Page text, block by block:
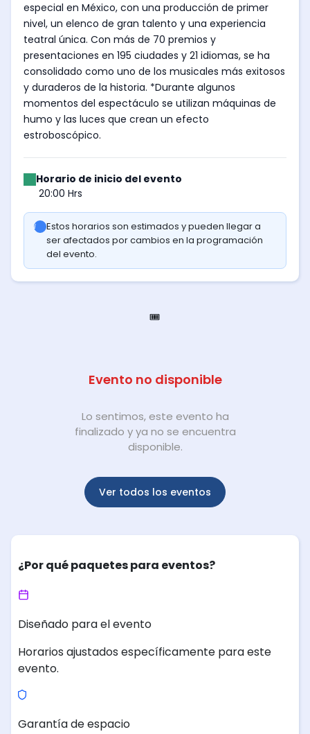
especial en México, con una producción de primer
nivel, un elenco de gran talento y una experiencia
teatral única. Con más de 70 premios y
presentaciones en 195 ciudades y 21 idiomas, se ha
consolidado como uno de los musicales más exitosos
y duraderos de la historia. *Durante algunos
momentos del espectáculo se utilizan máquinas de
humo y las luces que crean un efecto
estroboscópico.
Horario de inicio del evento
20:00 Hrs
Estos horarios son estimados y pueden llegar a
ser afectados por cambios en la programación
del evento.
🎟️
Evento no disponible
Lo sentimos, este evento ha
finalizado y ya no se encuentra
disponible.
Ver todos los eventos
¿Por qué paquetes para eventos?
Diseñado para el evento
Horarios ajustados específicamente para este
evento.
Garantía de espacio